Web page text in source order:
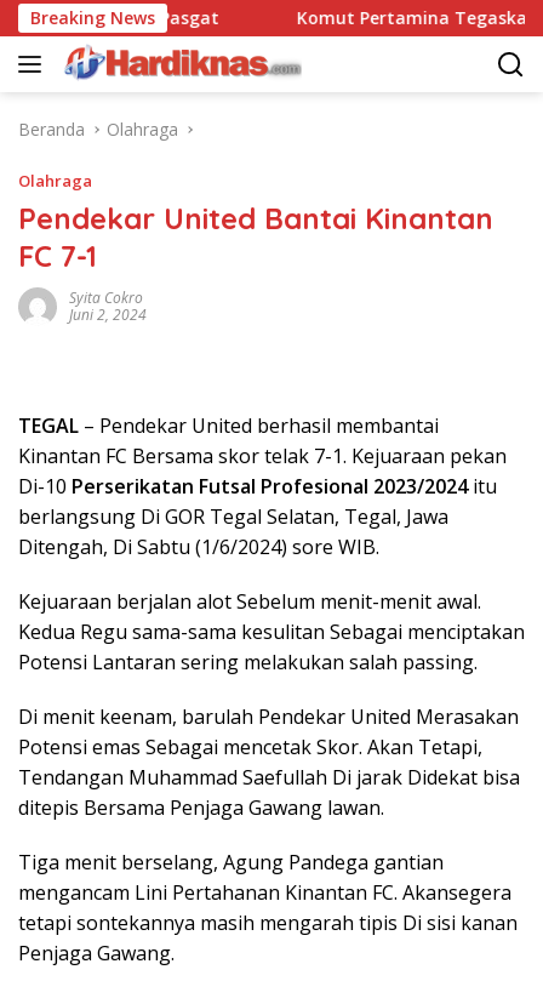
Langsung
ke
konten
Breaking News
90 Pasgat Komut Pertamina Tegaskan Tak
Beranda Olahraga
Olahraga
Pendekar United Bantai Kinantan
FC 7-1
Syita Cokro
Juni 2, 2024
TEGAL – Pendekar United berhasil membantai
Kinantan FC Bersama skor telak 7-1. Kejuaraan pekan
Di-10 Perserikatan Futsal Profesional 2023/2024itu
berlangsung Di GOR Tegal Selatan, Tegal, Jawa
Ditengah, Di Sabtu (1/6/2024) sore WIB.
Kejuaraan berjalan alot Sebelum menit-menit awal.
Kedua Regu sama-sama kesulitan Sebagai menciptakan
Potensi Lantaran sering melakukan salah passing.
Di menit keenam, barulah Pendekar United Merasakan
Potensi emas Sebagai mencetak Skor. Akan Tetapi,
Tendangan Muhammad Saefullah Di jarak Didekat bisa
ditepis Bersama Penjaga Gawang lawan.
Tiga menit berselang, Agung Pandega gantian
mengancam Lini Pertahanan Kinantan FC. Akansegera
tetapi sontekannya masih mengarah tipis Di sisi kanan
Penjaga Gawang.